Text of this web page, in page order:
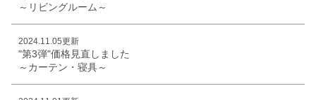
～リビングルーム～
2024.11.05更新
"第3弾"価格見直しました
～カーテン・寝具～